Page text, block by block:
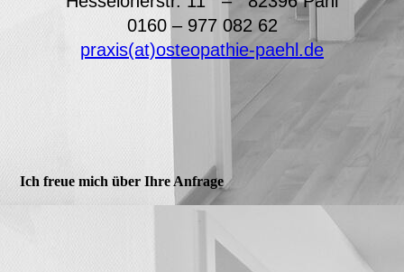
0160 – 977 082 62
praxis(at)osteopathie-paehl.de
Ich freue mich über Ihre Anfrage